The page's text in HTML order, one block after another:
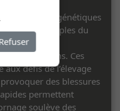
génétiques
les exemples du
ou de
des saumons. Ces
défis de l’élevage
des blessures
permettent
soulève des